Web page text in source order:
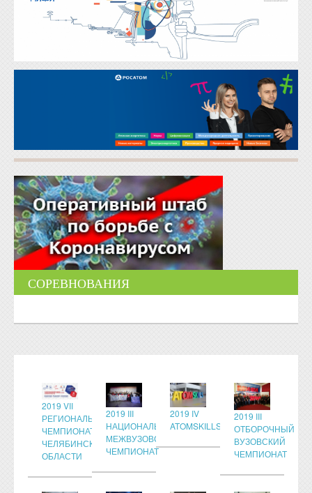
СОРЕВНОВАНИЯ
2019 VII
РЕГИОНАЛЬНЫЙ
ЧЕМПИОНАТ
ЧЕЛЯБИНСКОЙ
ОБЛАСТИ
2019 III
НАЦИОНАЛЬНЫЙ
МЕЖВУЗОВСКИЙ
ЧЕМПИОНАТ
2019 IV
ATOMSKILLS
2019 III
ОТБОРОЧНЫЙ
ВУЗОВСКИЙ
ЧЕМПИОНАТ